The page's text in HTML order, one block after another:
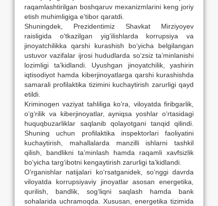
raqamlashtirilgan boshqaruv mexanizmlarini keng joriy
etish muhimligiga eʼtibor qaratdi.
Shuningdek, Prezidentimiz Shavkat Mirziyoyev
raisligida o‘tkazilgan yig‘ilishlarda korrupsiya va
jinoyatchilikka qarshi kurashish bo‘yicha belgilangan
ustuvor vazifalar ijrosi hududlarda so‘zsiz taʼminlanishi
lozimligi taʼkidlandi. Uyushgan jinoyatchilik, yashirin
iqtisodiyot hamda kiberjinoyatlarga qarshi kurashishda
samarali profilaktika tizimini kuchaytirish zarurligi qayd
etildi.
Kriminogen vaziyat tahliliga ko‘ra, viloyatda firibgarlik,
o‘g‘rilik va kiberjinoyatlar, ayniqsa yoshlar o‘rtasidagi
huquqbuzarliklar saqlanib qolayotgani tanqid qilindi.
Shuning uchun profilaktika inspektorlari faoliyatini
kuchaytirish, mahallalarda manzilli ishlarni tashkil
qilish, bandlikni taʼminlash hamda raqamli xavfsizlik
bo‘yicha targ‘ibotni kengaytirish zarurligi taʼkidlandi.
O‘rganishlar natijalari ko‘rsatganidek, so‘nggi davrda
viloyatda korrupsiyaviy jinoyatlar asosan energetika,
qurilish, bandlik, sog‘liqni saqlash hamda bank
sohalarida uchramoqda. Xususan, energetika tizimida